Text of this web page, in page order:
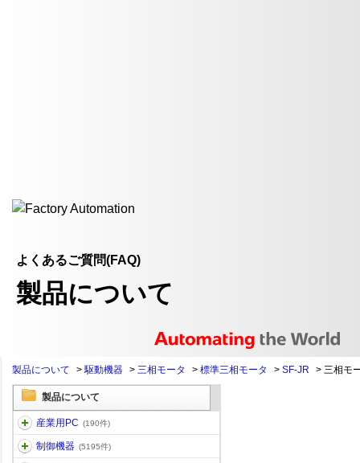
よくあるご質問(FAQ)
製品について
製品について >駆動機器 > 三相モータ > 標準三相モータ > SF-JR > 三相モ
製品について
産業用PC (190件)
制御機器 (5195件)